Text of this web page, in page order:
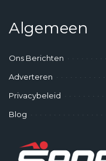
Algemeen
Ons Berichten
Adverteren
Privacybeleid
Blog